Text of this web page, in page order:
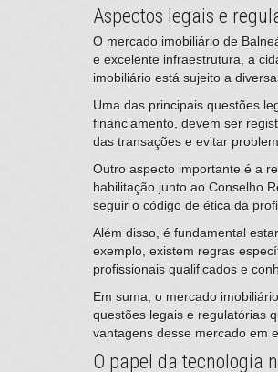
Aspectos legais e
​O mercado imobiliário de
e excelente infraestrutura, a
imobiliário está sujeito a
Uma das principais questões
financiamento, devem ser
das transações e evitar
Outro aspecto importante é a
habilitação junto ao Conselho
seguir o código de ética da
Além disso, é fundamental
exemplo, existem regras
profissionais qualificados e
Em suma, o mercado
questões legais e regulatórias
vantagens desse mercado em
O papel da tecnologia